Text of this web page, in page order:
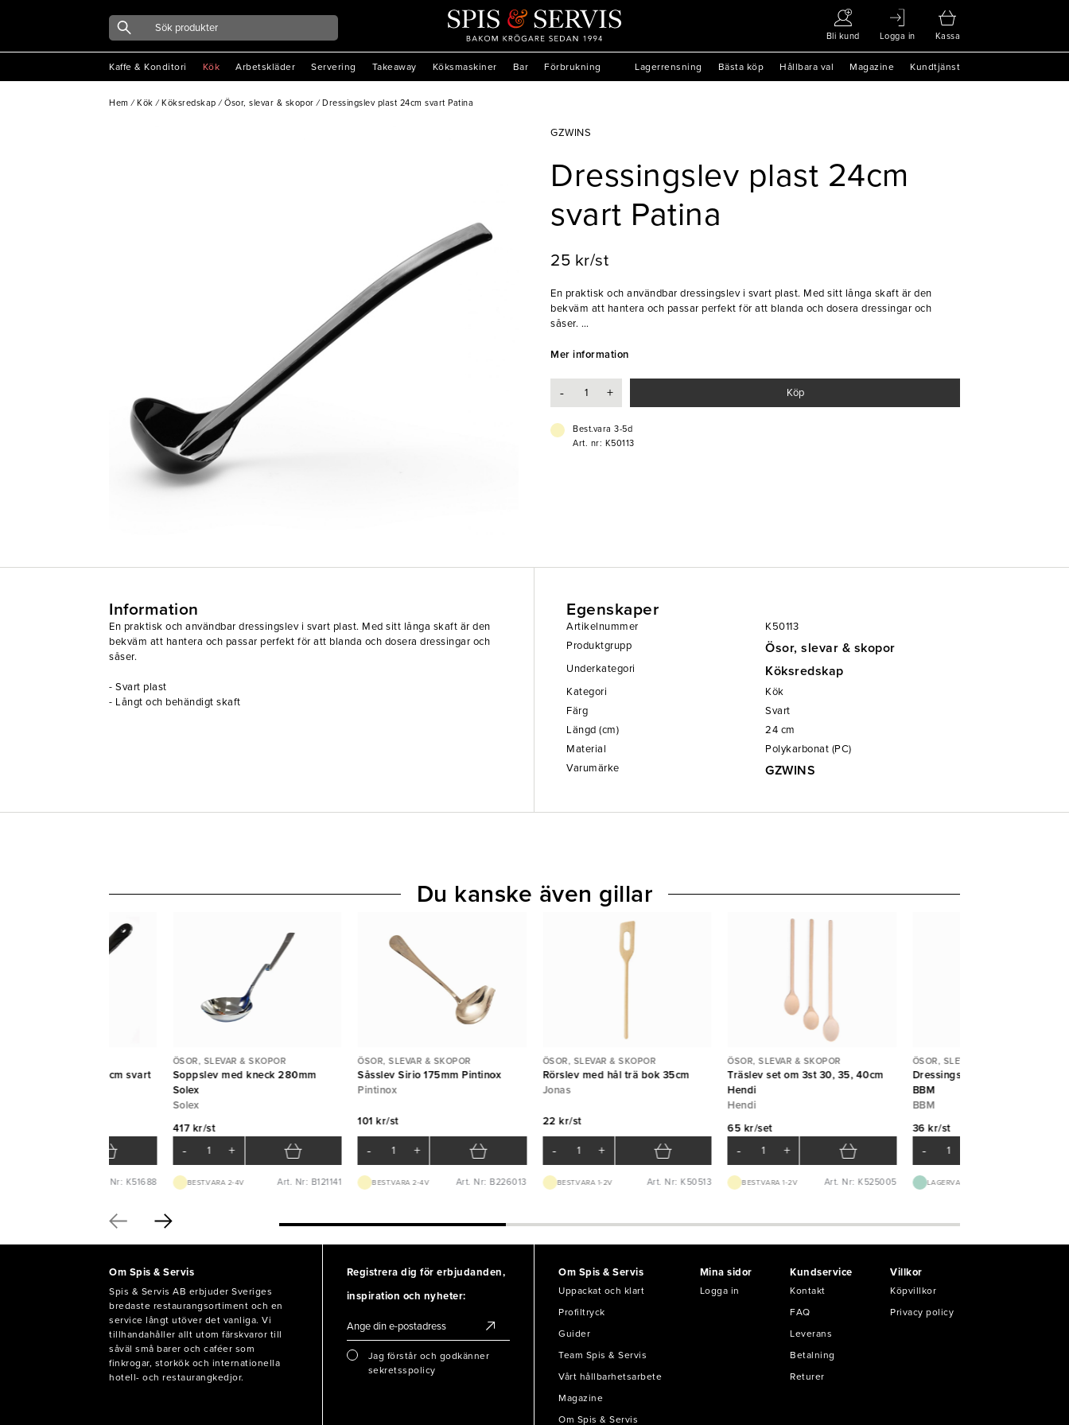
Bli kund Logga in Kassa
Kaffe & Konditori Kök Arbetskläder Servering Takeaway Köksmaskiner Bar Förbrukning Lagerrensning Bästa köp Hållbara val Magazine Kundtjänst
Hem / Kök / Köksredskap / Ösor, slevar & skopor / Dressingslev plast 24cm svart Patina
GZWINS
Dressingslev plast 24cm
svart Patina
25 kr/st
En praktisk och användbar dressingslev i svart plast. Med sitt långa skaft är den
bekväm att hantera och passar perfekt för att blanda och dosera dressingar och
såser.
- Svart plast
Mer information
- + Köp
Best.vara 3-5d
Art. nr: K50113
Information
En praktisk och användbar dressingslev i svart plast. Med sitt långa skaft är den
bekväm att hantera och passar perfekt för att blanda och dosera dressingar och
såser.
- Svart plast
- Långt och behändigt skaft
Egenskaper
Artikelnummer
K50113
Produktgrupp
Ösor, slevar & skopor
Underkategori Köksredskap
Kategori
Kök
Färg
Svart
Längd (cm)
24 cm
Material
Polykarbonat (PC)
Varumärke
GZWINS
plast 28cm svart
Art. Nr: K51688
ÖSOR, SLEVAR & SKOPOR
Soppslev med kneck 280mm
Solex
Solex
417 kr/st
- +
BEST.VARA 2-4V Art. Nr: B121141
ÖSOR, SLEVAR & SKOPOR
Såsslev Sirio 175mm Pintinox
Pintinox
101 kr/st
- +
BEST.VARA 2-4V Art. Nr: B226013
ÖSOR, SLEVAR & SKOPOR
Rörslev med hål trä bok 35cm
Jonas
22 kr/st
- +
BEST.VARA 1-2V Art. Nr: K50513
ÖSOR, SLEVAR & SKOPOR
Träslev set om 3st 30, 35, 40cm
Hendi
Hendi
65 kr/set
- +
BEST.VARA 1-2V Art. Nr: K525005
ÖSOR, SLEVAR & SKOPOR
Dressingslev Captain 5cl
BBM
BBM
36 kr/st
-
LAGERVARA
Du kanske även gillar
Om Spis & Servis
Spis & Servis AB erbjuder Sveriges
bredaste restaurangsortiment och en
service långt utöver det vanliga. Vi
tillhandahåller allt utom färskvaror till
såväl små barer och caféer som
finkrogar, storkök och internationella
hotell- och restaurangkedjor.
Registrera dig för erbjudanden,
inspiration och nyheter:
Jag förstår och godkänner
sekretsspolicy
Om Spis & Servis
Uppackat och klart
Profiltryck
Guider
Team Spis & Servis
Vårt hållbarhetsarbete
Magazine
Om Spis & Servis
Mina sidor
Logga in
Kundservice
Kontakt
FAQ
Leverans
Betalning
Returer
Villkor
Köpvillkor
Privacy policy